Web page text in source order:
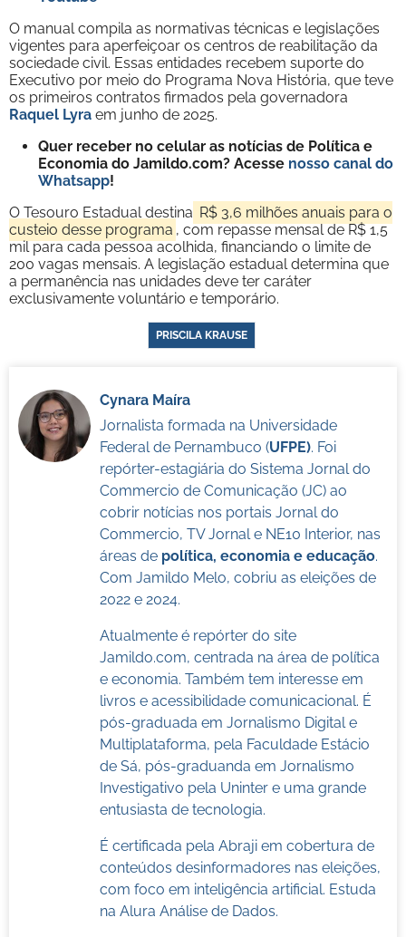
O manual compila as normativas técnicas e legislações
vigentes para aperfeiçoar os centros de reabilitação da
sociedade civil. Essas entidades recebem suporte do
Executivo por meio do Programa Nova História, que teve
os primeiros contratos firmados pela governadora
Raquel Lyra em junho de 2025.
Quer receber no celular as notícias de Política e
Economia do Jamildo.com? Acesse nosso canal do
Whatsapp!
O Tesouro Estadual destina R$ 3,6 milhões anuais para o
custeio desse programa , com repasse mensal de R$ 1,5
mil para cada pessoa acolhida, financiando o limite de
200 vagas mensais. A legislação estadual determina que
a permanência nas unidades deve ter caráter
exclusivamente voluntário e temporário.
PRISCILA KRAUSE
Cynara Maíra
Jornalista formada na Universidade
Federal de Pernambuco (UFPE). Foi
repórter-estagiária do Sistema Jornal do
Commercio de Comunicação (JC) ao
cobrir notícias nos portais Jornal do
Commercio, TV Jornal e NE10 Interior, nas
áreas de política, economia e educação.
Com Jamildo Melo, cobriu as eleições de
2022 e 2024.
Atualmente é repórter do site
Jamildo.com, centrada na área de política
e economia. Também tem interesse em
livros e acessibilidade comunicacional. É
pós-graduada em Jornalismo Digital e
Multiplataforma, pela Faculdade Estácio
de Sá, pós-graduanda em Jornalismo
Investigativo pela Uninter e uma grande
entusiasta de tecnologia.
É certificada pela Abraji em cobertura de
conteúdos desinformadores nas eleições,
com foco em inteligência artificial. Estuda
na Alura Análise de Dados.